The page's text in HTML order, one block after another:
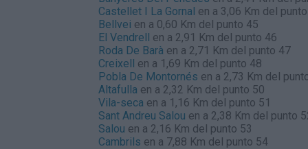
Castellet I La Gornal en a 3,06 Km del
Bellvei en a 0,60 Km del punto 45
El Vendrell en a 2,91 Km del punto 46
Roda De Barà en a 2,71 Km del punto 47
Creixell en a 1,69 Km del punto 48
Pobla De Montornés en a 2,73 Km del
Altafulla en a 2,32 Km del punto 50
Vila-seca en a 1,16 Km del punto 51
Sant Andreu Salou en a 2,38 Km del punto
Salou en a 2,16 Km del punto 53
Cambrils en a 7,88 Km del punto 54